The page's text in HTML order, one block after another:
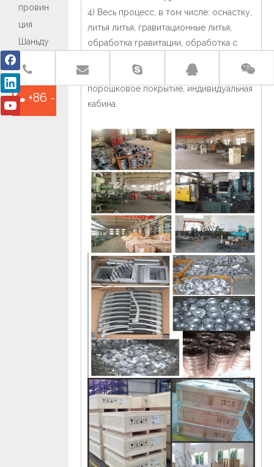
провин
ция
Шаньду
+86 -
4) Весь процесс, в том числе: оснастку,
литья литья, гравитационные литья,
обработка гравитации, обработка с
пластиковую инъекцию, покраску и
порошковое покрытие, индивидуальная
кабина.